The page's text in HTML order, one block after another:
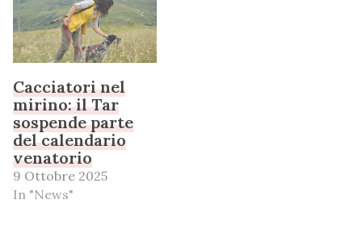
Cacciatori nel
mirino: il Tar
sospende parte
del calendario
venatorio
9 Ottobre 2025
In "News"